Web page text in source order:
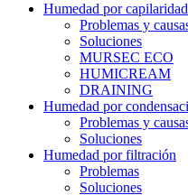
Humedad por capilaridad
Problemas y
Soluciones
MURSEC ECO
HUMICREAM
DRAINING
Humedad por
Problemas y
Soluciones
Humedad por filtración
Problemas
Soluciones